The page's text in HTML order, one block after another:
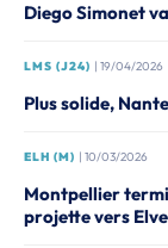
Diego Simonet
LMS (J24) | 19/04/2026
Plus solide,
ELH (M) | 10/03/2026
Montpellier
projette vers